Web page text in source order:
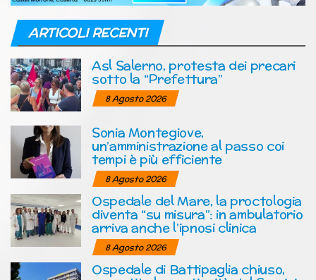
ARTICOLI RECENTI
Asl Salerno, protesta dei precari
sotto la “Prefettura”
8 Agosto 2026
Sonia Montegiove,
un’amministrazione al passo coi
tempi è più efficiente
8 Agosto 2026
Ospedale del Mare, la proctologia
diventa “su misura”: in ambulatorio
arriva anche l’ipnosi clinica
8 Agosto 2026
Ospedale di Battipaglia chiuso,